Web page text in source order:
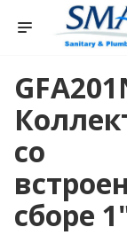
со
сборе